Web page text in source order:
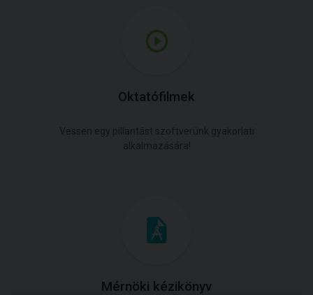
Oktatófilmek
Mérnöki kézikönyv